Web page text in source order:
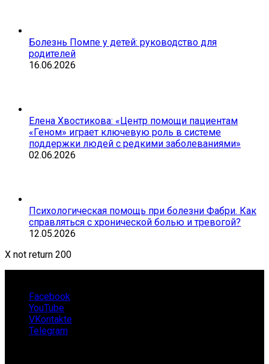
Болезнь Помпе у детей: руководство для
родителей
16.06.2026
Елена Хвостикова: «Центр помощи пациентам
«Геном» играет ключевую роль в системе
поддержки людей с редкими заболеваниями»
02.06.2026
Психологическая помощь при болезни Фабри. Как
справляться с хронической болью и тревогой?
12.05.2026
X not return 200
Facebook
YouTube
VKontakte
Telegram